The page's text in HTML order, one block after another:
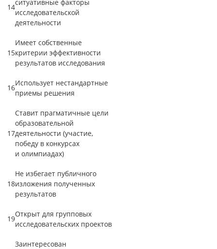
14
ситуативные факторы
исследовательской
деятельности
15
Имеет собственные
критерии эффективности
результатов исследования
16
Использует нестандартные
приемы решения
17
Ставит прагматичные цели
образовательной
деятельности (участие,
победу в конкурсах
и олимпиадах)
18
Не избегает публичного
изложения полученных
результатов
19
Открыт для групповых
исследовательских проектов
Заинтересован